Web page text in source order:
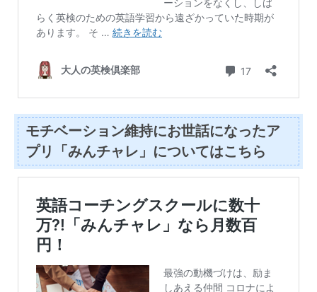
モチベーション維持にお世話になったア
プリ「みんチャレ」についてはこちら